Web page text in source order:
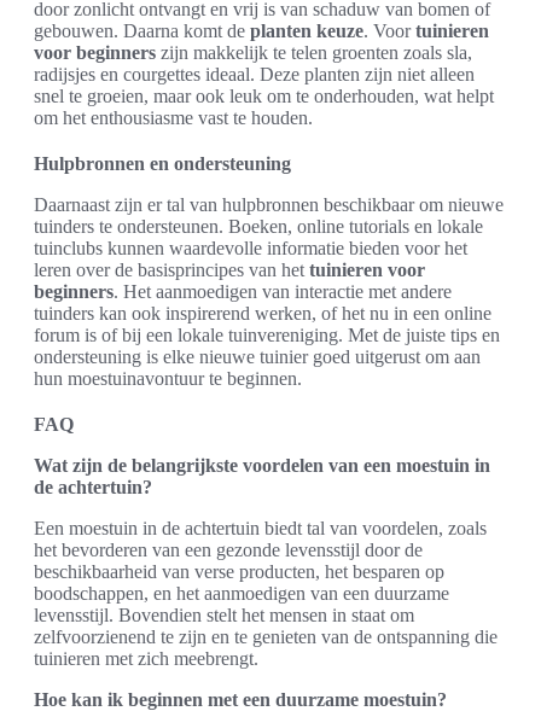
door zonlicht ontvangt en vrij is van schaduw van bomen of
gebouwen. Daarna komt de planten keuze. Voortuinieren
voor beginners zijn makkelijk te telen groenten zoals sla,
radijsjes en courgettes ideaal. Deze planten zijn niet alleen
snel te groeien, maar ook leuk om te onderhouden, wat helpt
om het enthousiasme vast te houden.
Hulpbronnen en ondersteuning
Daarnaast zijn er tal van hulpbronnen beschikbaar om nieuwe
tuinders te ondersteunen. Boeken, online tutorials en lokale
tuinclubs kunnen waardevolle informatie bieden voor het
leren over de basisprincipes van het tuinieren voor
beginners. Het aanmoedigen van interactie met andere
tuinders kan ook inspirerend werken, of het nu in een online
forum is of bij een lokale tuinvereniging. Met de juiste tips en
ondersteuning is elke nieuwe tuinier goed uitgerust om aan
hun moestuinavontuur te beginnen.
FAQ
Wat zijn de belangrijkste voordelen van een moestuin in
de achtertuin?
Een moestuin in de achtertuin biedt tal van voordelen, zoals
het bevorderen van een gezonde levensstijl door de
beschikbaarheid van verse producten, het besparen op
boodschappen, en het aanmoedigen van een duurzame
levensstijl. Bovendien stelt het mensen in staat om
zelfvoorzienend te zijn en te genieten van de ontspanning die
tuinieren met zich meebrengt.
Hoe kan ik beginnen met een duurzame moestuin?